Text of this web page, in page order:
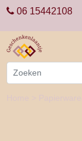
06 15442108